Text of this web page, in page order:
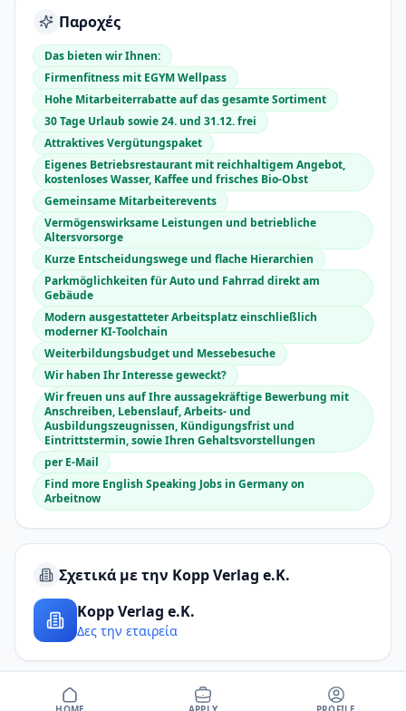
Παροχές
Das bieten wir Ihnen:
Firmenfitness mit EGYM Wellpass
Hohe Mitarbeiterrabatte auf das gesamte Sortiment
30 Tage Urlaub sowie 24. und 31.12. frei
Attraktives Vergütungspaket
Eigenes Betriebsrestaurant mit reichhaltigem Angebot,
kostenloses Wasser, Kaffee und frisches Bio-Obst
Gemeinsame Mitarbeiterevents
Vermögenswirksame Leistungen und betriebliche
Altersvorsorge
Kurze Entscheidungswege und flache Hierarchien
Parkmöglichkeiten für Auto und Fahrrad direkt am
Gebäude
Modern ausgestatteter Arbeitsplatz einschließlich
moderner KI-Toolchain
Weiterbildungsbudget und Messebesuche
Wir haben Ihr Interesse geweckt?
Wir freuen uns auf Ihre aussagekräftige Bewerbung mit
Anschreiben, Lebenslauf, Arbeits- und
Ausbildungszeugnissen, Kündigungsfrist und
Eintrittstermin, sowie Ihren Gehaltsvorstellungen
per E-Mail
Find more English Speaking Jobs in Germany on
Arbeitnow
Σχετικά με την Kopp Verlag e.K.
Kopp Verlag e.K.
Δες την εταιρεία